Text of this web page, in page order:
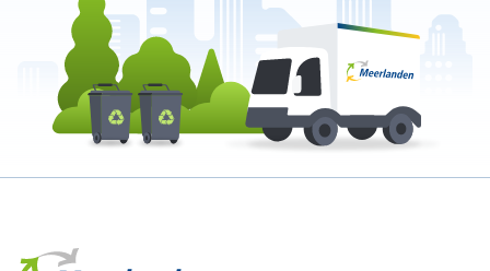
Meerlanden Logo